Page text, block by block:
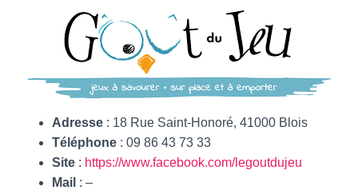
Adresse : 18 Rue Saint-Honoré, 41000 Blois
Téléphone : 09 86 43 73 33
Site : https://www.facebook.com/legoutdujeu
Mail : –